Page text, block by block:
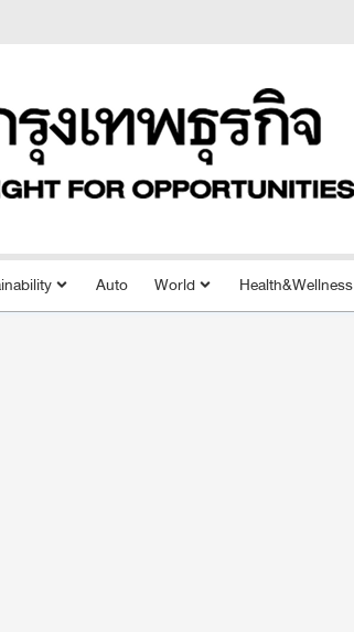
Auto World Health&Wellness